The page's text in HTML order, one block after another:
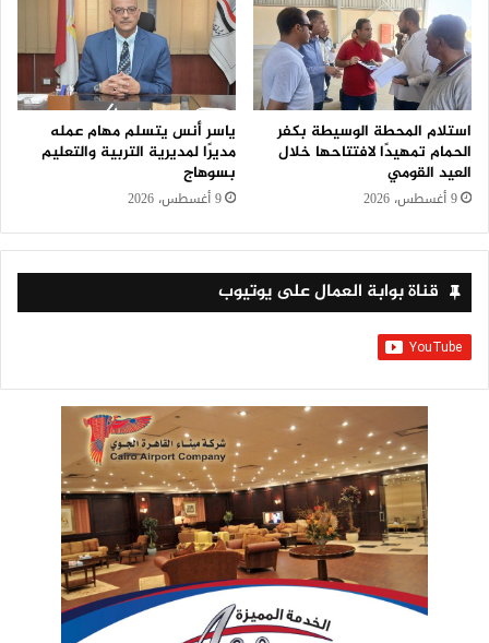
استلام المحطة الوسيطة بكفر
الحمام تمهيدًا لافتتاحها خلال
العيد القومي
9 أغسطس، 2026
ياسر أنس يتسلم مهام عمله
مديرًا لمديرية التربية والتعليم
بسوهاج
9 أغسطس، 2026
قناة بوابة العمال على يوتيوب